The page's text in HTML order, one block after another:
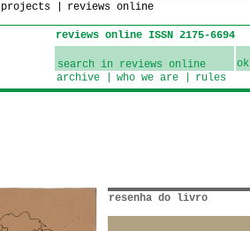
projects reviews online
reviews online ISSN 2175-6694
ok
archive
who we are
rules
resenha do livro